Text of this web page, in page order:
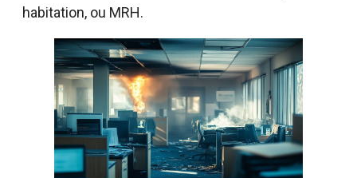
habitation, ou MRH.